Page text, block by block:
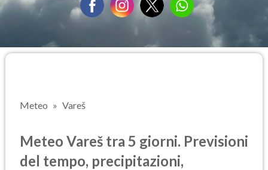
Meteo Vareš
Meteo Vareš tra 5 giorni. Previsioni
del tempo, precipitazioni,